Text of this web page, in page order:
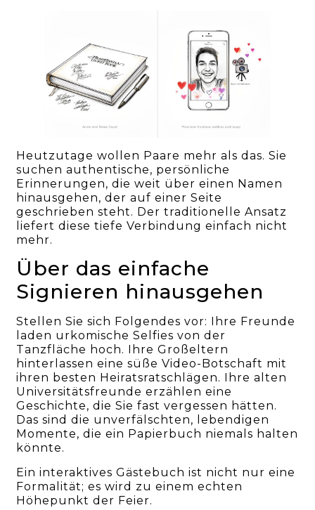
Heutzutage wollen Paare mehr als das. Sie
suchen authentische, persönliche
Erinnerungen, die weit über einen Namen
hinausgehen, der auf einer Seite
geschrieben steht. Der traditionelle Ansatz
liefert diese tiefe Verbindung einfach nicht
mehr.
Über das einfache
Signieren hinausgehen
Stellen Sie sich Folgendes vor: Ihre Freunde
laden urkomische Selfies von der
Tanzfläche hoch. Ihre Großeltern
hinterlassen eine süße Video-Botschaft mit
ihren besten Heiratsratschlägen. Ihre alten
Universitätsfreunde erzählen eine
Geschichte, die Sie fast vergessen hätten.
Das sind die unverfälschten, lebendigen
Momente, die ein Papierbuch niemals halten
könnte.
Ein interaktives Gästebuch ist nicht nur eine
Formalität; es wird zu einem echten
Höhepunkt der Feier.